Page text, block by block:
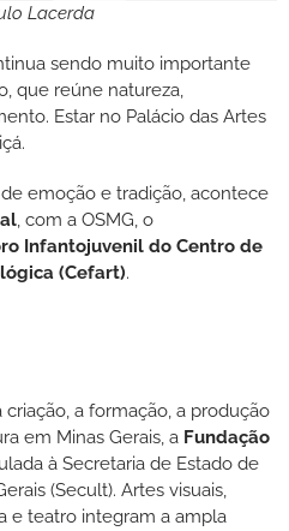
Lacerda
sendo muito importante
que reúne natureza,
Estar no Palácio das Artes
emoção e tradição, acontece
, com a OSMG, o
Infantojuvenil do Centro de
(Cefart).
a formação, a produção
em Minas Gerais, a Fundação
à Secretaria de Estado de
(Secult). Artes visuais,
e teatro integram a ampla